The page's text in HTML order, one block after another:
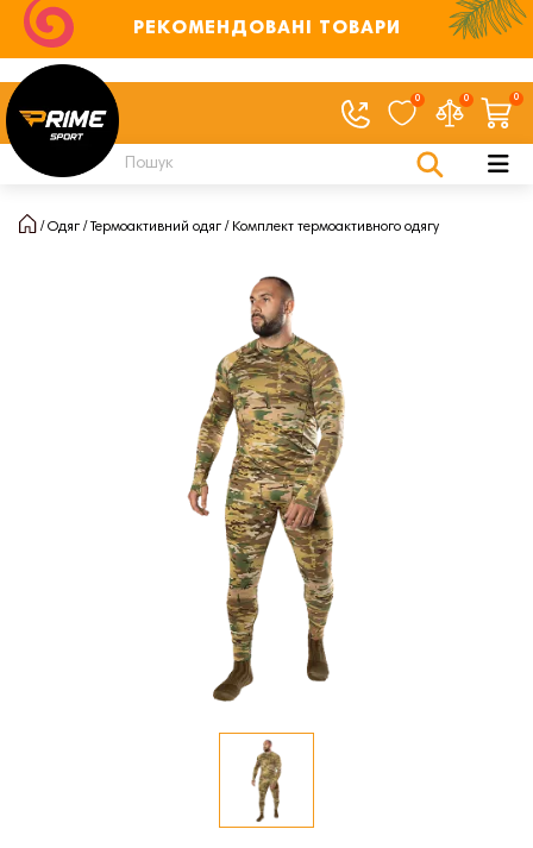
РЕКОМЕНДОВАНІ ТОВАРИ
0 0 0
Одяг Термоактивний одяг Комплект термоактивного одягу